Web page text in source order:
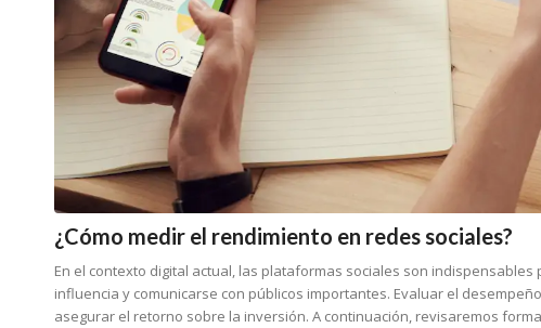
¿Cómo medir el rendimiento en redes sociales?
En el contexto digital actual, las plataformas sociales son
influencia y comunicarse con públicos importantes. Evaluar el
asegurar el retorno sobre la inversión. A continuación, revisaremos